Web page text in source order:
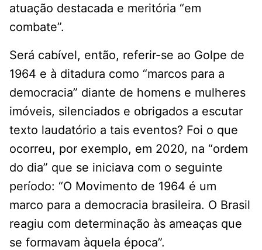
atuação destacada e meritória “em
combate”.
Será cabível, então, referir-se ao Golpe de
1964 e à ditadura como “marcos para a
democracia” diante de homens e mulheres
imóveis, silenciados e obrigados a escutar
texto laudatório a tais eventos? Foi o que
ocorreu, por exemplo, em 2020, na “ordem
do dia” que se iniciava com o seguinte
período: “O Movimento de 1964 é um
marco para a democracia brasileira. O Brasil
reagiu com determinação às ameaças que
se formavam àquela época”.